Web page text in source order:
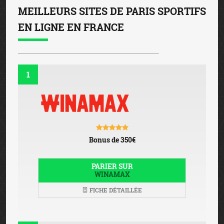
MEILLEURS SITES DE PARIS SPORTIFS
EN LIGNE EN FRANCE
1
Bonus de 350€
PARIER SUR
WINAMAX
FICHE DÉTAILLÉE